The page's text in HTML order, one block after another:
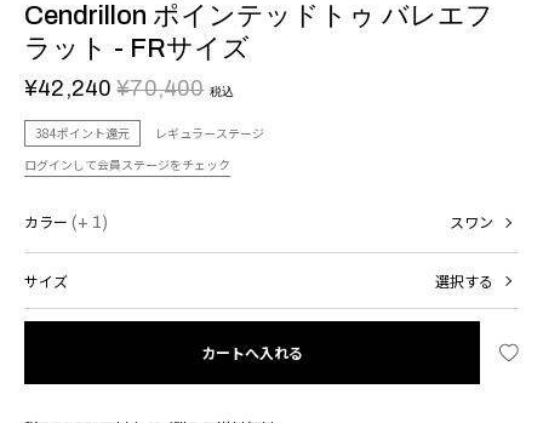
Cendrillon ポインテッドトゥ バレエフ
ラット - FRサイズ
¥42,240 ¥70,400 税込
384ポイント還元
レギュラーステージ
ログインして会員ステージをチェック
カラー (+ 1) スワン
サイズ 選択する
カートへ入れる